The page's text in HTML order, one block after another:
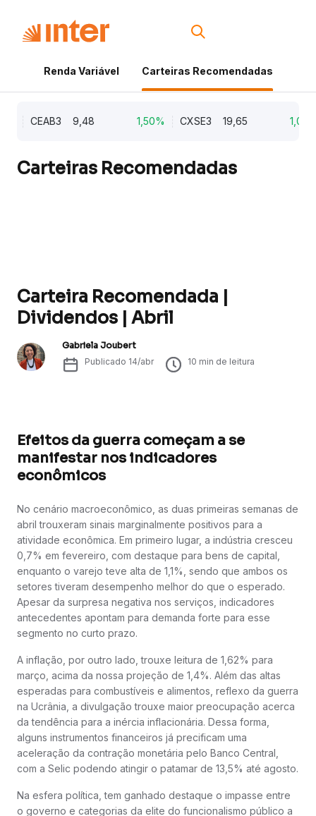
Renda Variável Carteiras Recomendadas
CEAB3 9,48 1,50% CXSE3 19,65 1,03%
Carteiras Recomendadas
Carteira Recomendada |
Dividendos | Abril
Gabriela Joubert
Publicado 14/abr 10 min de leitura
Efeitos da guerra começam a se
manifestar nos indicadores
econômicos
No cenário macroeconômico, as duas primeiras semanas de
abril trouxeram sinais marginalmente positivos para a
atividade econômica. Em primeiro lugar, a indústria cresceu
0,7% em fevereiro, com destaque para bens de capital,
enquanto o varejo teve alta de 1,1%, sendo que ambos os
setores tiveram desempenho melhor do que o esperado.
Apesar da surpresa negativa nos serviços, indicadores
antecedentes apontam para demanda forte para esse
segmento no curto prazo.
A inflação, por outro lado, trouxe leitura de 1,62% para
março, acima da nossa projeção de 1,4%. Além das altas
esperadas para combustíveis e alimentos, reflexo da guerra
na Ucrânia, a divulgação trouxe maior preocupação acerca
da tendência para a inércia inflacionária. Dessa forma,
alguns instrumentos financeiros já precificam uma
aceleração da contração monetária pelo Banco Central,
com a Selic podendo atingir o patamar de 13,5% até agosto.
Na esfera política, tem ganhado destaque o impasse entre
o governo e categorias da elite do funcionalismo público a